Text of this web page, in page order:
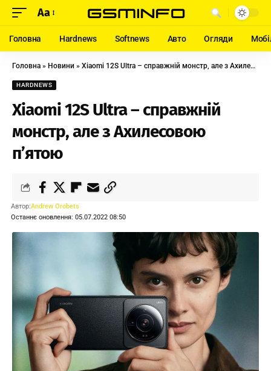
Aa
Головна Hardnews Softnews Авто Огляди
Головна » Новини » Xiaomi 12S Ultra – справжній монстр, але з Ахилесовою п’ятою
HARDNEWS
Xiaomi 12S Ultra – справжній
монстр, але з Ахилесовою
п’ятою
Останнє оновлення: 05.07.2022 08:50
Автор:Andrew Orobets